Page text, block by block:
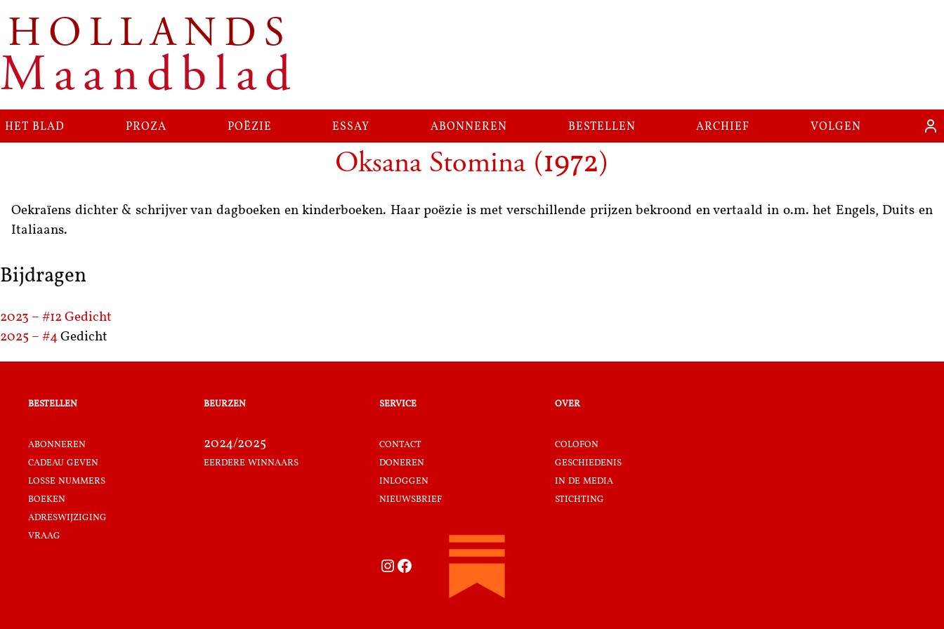
HOLLANDS
Maandblad
het blad proza poëzie essay abonneren bestellen archief volgen
Oksana Stomina(1972)
Oekraïens dichter & schrijver van dagboeken en kinderboeken. Haar poëzie is met verschillende prijzen bekroond en vertaald in o.m. het Engels, Duits en
Italiaans.
Bijdragen
2023 – #12 Gedicht
2025 – #4 Gedicht
bestellen
abonneren
cadeau geven
losse nummers
boeken
adreswijziging
vraag
beurzen
2024/2025
eerdere winnaars
service
contact
doneren
inloggen
nieuwsbrief
Instagram Facebook
over
colofon
geschiedenis
in de media
stichting